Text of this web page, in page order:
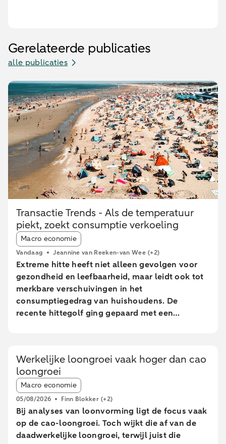
Gerelateerde publicaties
alle publicaties
Transactie Trends - Als de temperatuur
piekt, zoekt consumptie verkoeling
Article tags:
Macro economie
Vandaag Jeannine van Reeken-van Wee (+2)
Extreme hitte heeft niet alleen gevolgen voor
gezondheid en leefbaarheid, maar leidt ook tot
merkbare verschuivingen in het
consumptiegedrag van huishoudens. De
recente hittegolf ging gepaard met een
pinbestedingen eerst stegen en pas tijdens de
extreem warme dagen daalden. In sterk
stedelijke gebieden bleven de pinbetalingen
relatief beter op peil dan in minder stedelijke
gebieden. Met name uitgaven aan eet- en
drinkgelegenheden namen daar juist toe, terwijl
brandstof uitgaven elders sterk afnamen.
Werkelijke loongroei vaak hoger dan cao
loongroei
Article tags:
Macro economie
05/08/2026 Finn Blokker (+2)
Bij analyses van loonvorming ligt de focus vaak
op de cao-loongroei. Toch wijkt die af van de
daadwerkelijke loongroei, terwijl juist die